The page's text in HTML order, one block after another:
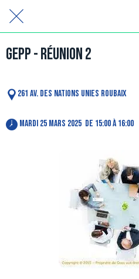
GEPP - Réunion 2
261 Av. des Nations Unies Roubaix
mardi 25 mars 2025  de 15:00 à 16:00